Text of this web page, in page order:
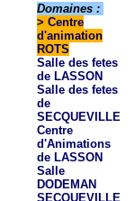
Domaines :
> Centre
d'animation
ROTS
Salle des fetes
de LASSON
Salle des fetes
de
SECQUEVILLE
Centre
d'Animations
de LASSON
Salle
DODEMAN
SECQUEVILLE